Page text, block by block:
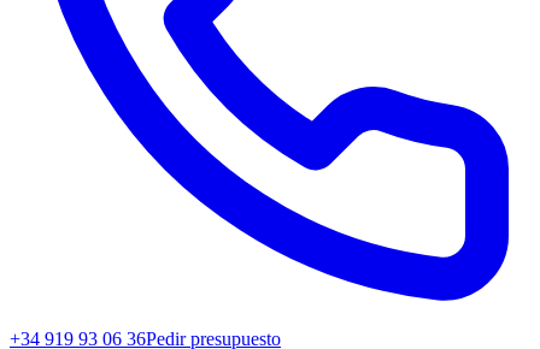
+34 919 93 06 36Pedir presupuesto